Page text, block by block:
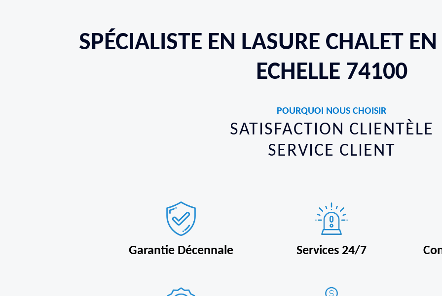
SPÉCIALISTE EN LASURE CHALET
ECHELLE 74100
POURQUOI NOUS CHOISIR
SATISFACTION CLIENTÈLE
SERVICE CLIENT
Garantie Décennale Services 24/7